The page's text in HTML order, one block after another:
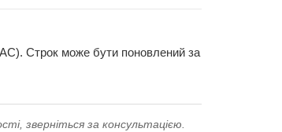
Строк може бути поновлений за
зверніться за консультацією.